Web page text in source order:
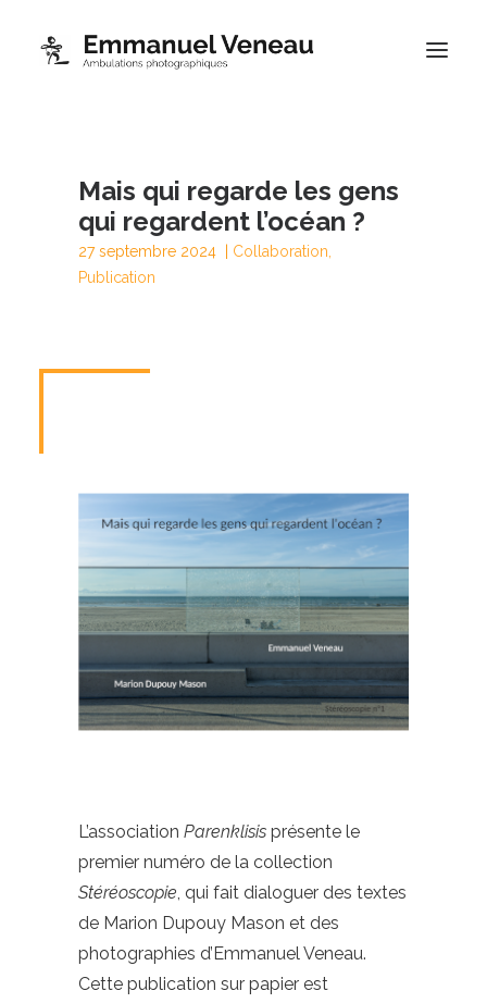
Thématiques
À propos
Mais qui regarde les gens
qui regardent l’océan ?
27 septembre 2024 | Collaboration
Publication
L’association Parenklisis présente le
premier numéro de la collection
Stéréoscopie, qui fait dialoguer des textes
de Marion Dupouy Mason et des
photographies d’Emmanuel Veneau.
Cette publication sur papier est